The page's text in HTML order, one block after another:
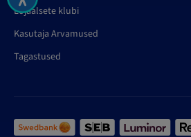
Lojaalsete klubi
Kasutaja Arvamused
Tagastused